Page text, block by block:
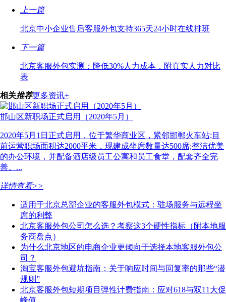
上一篇
北京中小企业售后客服外包支持365天24小时在线排班
下一篇
北京客服外包实测：降低30%人力成本，附真实人力对比
表
相关推荐更多资讯+
邯山区新职场正式启用（2020年5月）
2020年5月1日正式启用，位于繁华商业区，紧邻邯郸火车站;目
前运营职场面积达2000平米，现建成坐席数量达500席;整洁优美
的办公环境，并配备酒店级员工公寓和员工食堂，配套齐全完
善。...
详情查看>>
适用于北京总部企业的客服外包模式：驻场服务与远程坐
席的利弊
北京客服外包公司怎么选？考察这3个硬性指标（附本地服
务商盘点）
为什么北京地区的电商企业更倾向于选择本地客服外包公
司？
淘宝客服外包避坑指南：关于响应时间与回复率的那些“潜
规则”
北京客服外包短期项目弹性计费指南：应对618与双11大促
峰值